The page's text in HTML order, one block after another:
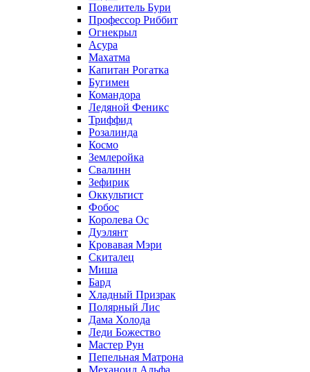
Повелитель Бури
Профеcсор Риббит
Огнекрыл
Асура
Махатма
Капитан Рогатка
Бугимен
Командора
Ледяной Феникс
Триффид
Розалинда
Космо
Землеройка
Свалинн
Зефирик
Оккультист
Фобос
Королева Ос
Дуэлянт
Кровавая Мэри
Скиталец
Миша
Бард
Хладный Призрак
Полярный Лис
Дама Холода
Леди Божество
Мастер Рун
Пепельная Матрона